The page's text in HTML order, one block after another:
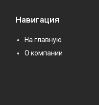
Навигация
На главную
О компании